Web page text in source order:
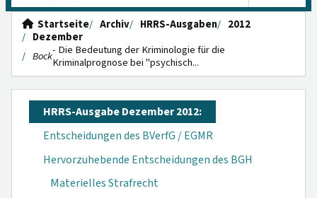
Startseite Archiv HRRS-Ausgaben
2012
Dezember
Bock- Die Bedeutung der Kriminologie für die
Kriminalprognose bei "psychisch...
HRRS-Ausgabe Dezember 2012:
Entscheidungen des BVerfG / EGMR
Hervorzuhebende Entscheidungen des BGH
Materielles Strafrecht